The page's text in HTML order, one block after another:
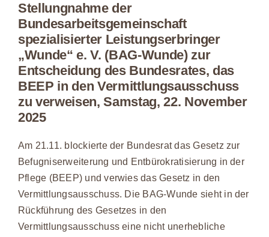
Stellungnahme der
Bundesarbeitsgemeinschaft
spezialisierter Leistungserbringer
„Wunde“ e. V. (BAG-Wunde) zur
Entscheidung des Bundesrates, das
BEEP in den Vermittlungsausschuss
zu verweisen, Samstag, 22. November
2025
Am 21.11. blockierte der Bundesrat das Gesetz zur
Befugniserweiterung und Entbürokratisierung in der
Pflege (BEEP) und verwies das Gesetz in den
Vermittlungsausschuss. Die BAG-Wunde sieht in der
Rückführung des Gesetzes in den
Vermittlungsausschuss eine nicht unerhebliche